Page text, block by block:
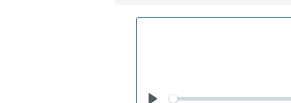
Seek